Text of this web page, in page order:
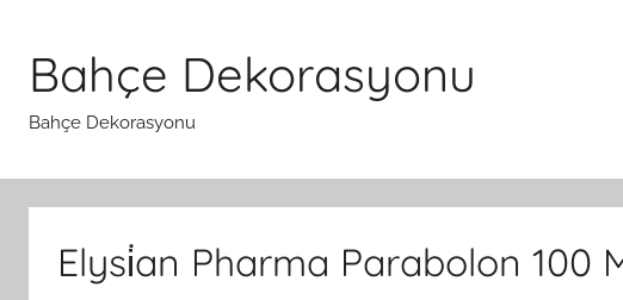
Bahçe Dekorasyonu
Bahçe Dekorasyonu
Elysi̇an Pharma Parabolon 100